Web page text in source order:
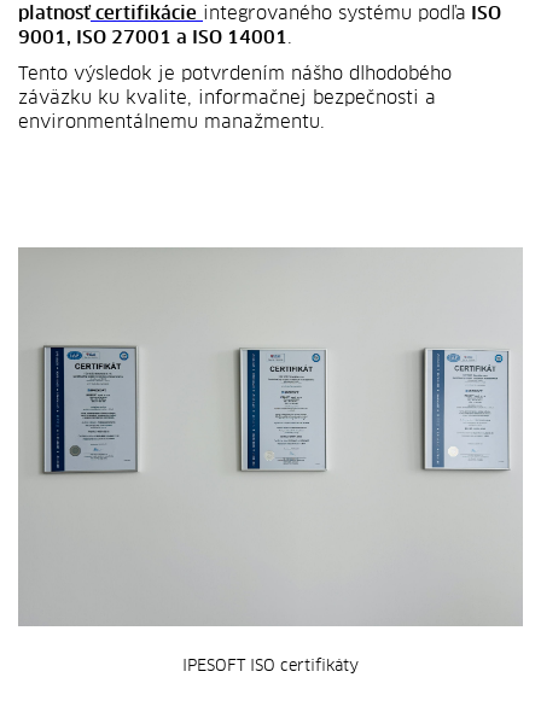
platnosť certifikácie integrovaného systému podľa ISO
9001, ISO 27001 a ISO 14001.
Tento výsledok je potvrdením nášho dlhodobého
záväzku ku kvalite, informačnej bezpečnosti a
environmentálnemu manažmentu.
IPESOFT ISO certifikáty